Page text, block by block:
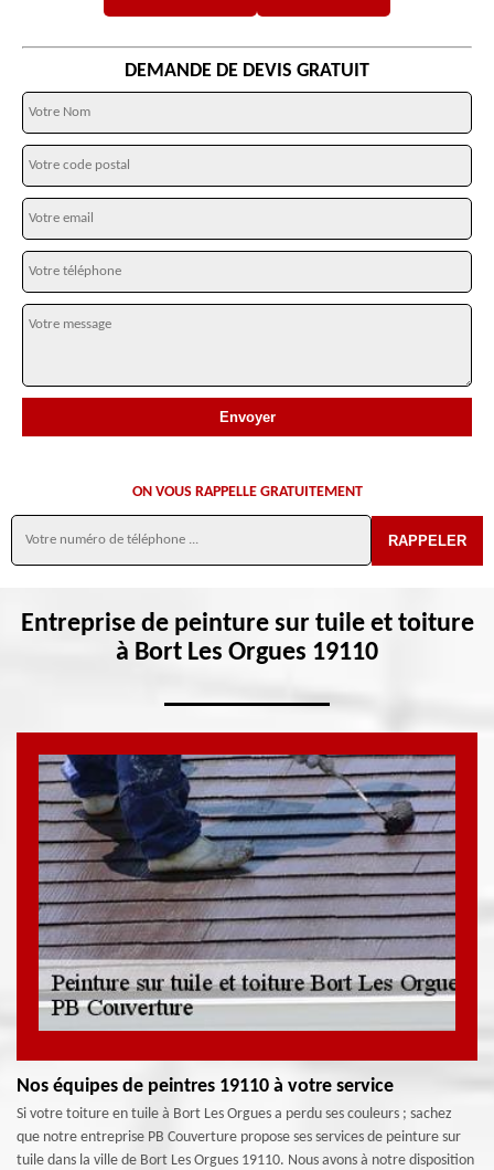
DEMANDE DE DEVIS GRATUIT
ON VOUS RAPPELLE GRATUITEMENT
Entreprise de peinture sur tuile et toiture
à Bort Les Orgues 19110
Nos équipes de peintres 19110 à votre service
Si votre toiture en tuile à Bort Les Orgues a perdu ses couleurs ; sachez
que notre entreprise PB Couverture propose ses services de peinture sur
tuile dans la ville de Bort Les Orgues 19110. Nous avons à notre disposition